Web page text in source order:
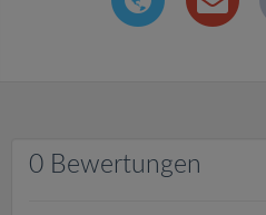
0 Bewertungen